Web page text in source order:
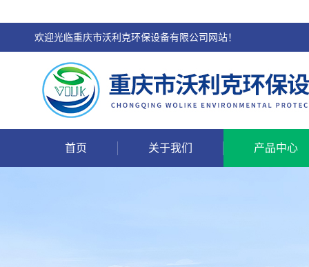
欢迎光临重庆市沃利克环保设备有限公司网站！
首页 关于我们 产品中心